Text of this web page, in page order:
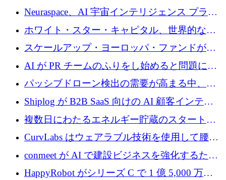
ニクスのスケールアップに対応する
Neuraspace、AI 宇宙インテリジェンス プラッ
トフォームの拡大に 1,560 万ユーロを投資
ホワイト・スター・キャピタル、世界的なス
タートアップをシリーズAからBまで支援する
ために2億5,000万ドルのファンドIVを閉鎖
スケールアップ・ヨーロッパ・ファンドが初
の投資を行い、Iceeyeの10億ユーロのラウンド
を共同主導
AI が PR チームのふりをし始めると問題にな
ります
パッシブドローン検出の需要が高まる中、
Monava が資金調達ラウンドを終了
Shiplog が B2B SaaS 向けの AI 顧客インテリ
ジェンスを構築するために 100 万ドルを調達
複数日にわたるエネルギー貯蔵のスタートア
ップ、Ore Energy が新たな投資ラウンドで
4,300 万ドルを獲得
CurvLabs はウェアラブル技術を使用して腰痛
治療をどのように再考しているか
conmeet が AI で建設ビジネスを強化するため
に 600 万ユーロを調達
HappyRobot がシリーズ C で 1 億 5,000 万ド